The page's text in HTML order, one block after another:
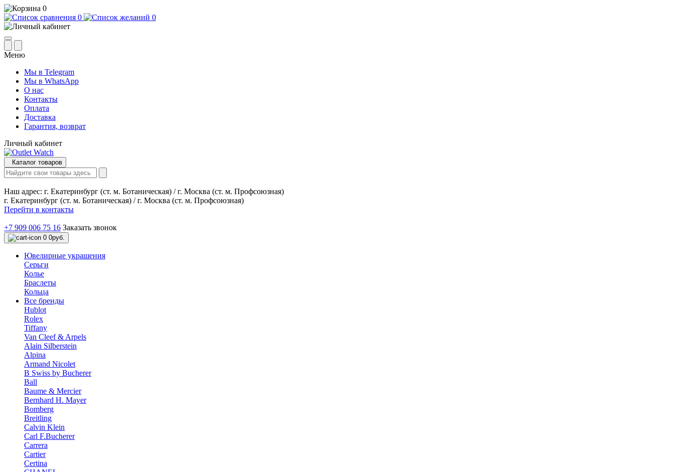
0
0
0
Меню
Мы в Telegram
Мы в WhatsApp
О нас
Контакты
Оплата
Доставка
Гарантия, возврат
Личный кабинет
Каталог товаров
Наш адрес: г. Екатеринбург (ст. м. Ботаническая) / г. Москва (ст. м. Профсоюзная)
г. Екатеринбург (ст. м. Ботаническая) / г. Москва (ст. м. Профсоюзная)
Перейти в контакты
+7 909 006 75 16 Заказать звонок
0 0руб.
Ювелирные украшения
Серьги
Колье
Браслеты
Кольца
Все бренды
Hublot
Rolex
Tiffany
Van Cleef & Arpels
Alain Silberstein
Alpina
Armand Nicolet
B Swiss by Bucherer
Ball
Baume & Mercier
Bernhard H. Mayer
Bomberg
Breitling
Calvin Klein
Carl F.Bucherer
Carrera
Cartier
Certina